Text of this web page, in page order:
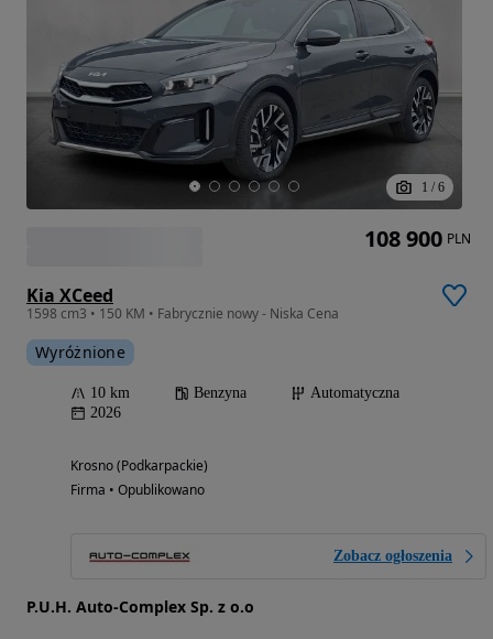
1 / 6
Kia XCeed
1598 cm3 • 150 KM • Fabrycznie nowy - Niska Cena
Wyróżnione
10 km Benzyna
Automatyczna
2026
Krosno (Podkarpackie)
Firma • Opublikowano
Zobacz ogłoszenia
P.U.H. Auto-Complex Sp. z o.o
108 900 PLN